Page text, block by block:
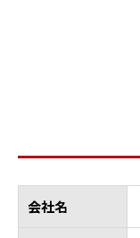
会社名